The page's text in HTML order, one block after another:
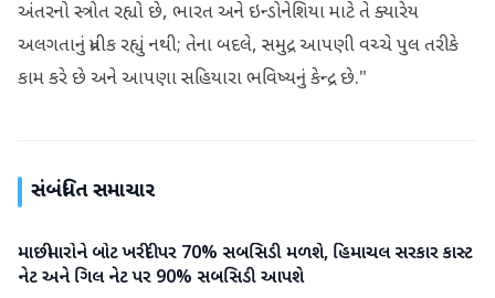
અંતરનો સ્ત્રોત રહ્યો છે, ભારત અને ઇન્ડોનેશિયા માટે તે ક્યારેય
અલગતાનું પ્રતીક રહ્યું નથી; તેના બદલે, સમુદ્ર આપણી વચ્ચે પુલ તરીકે
કામ કરે છે અને આપણા સહિયારા ભવિષ્યનું કેન્દ્ર છે."
સંબંધિત સમાચાર
રાષ્ટ્રીય
માછીમારોને બોટ ખરીદી પર 70% સબસિડી મળશે, હિમાચલ સરકાર કાસ્ટ
નેટ અને ગિલ નેટ પર 90% સબસિડી આપશે